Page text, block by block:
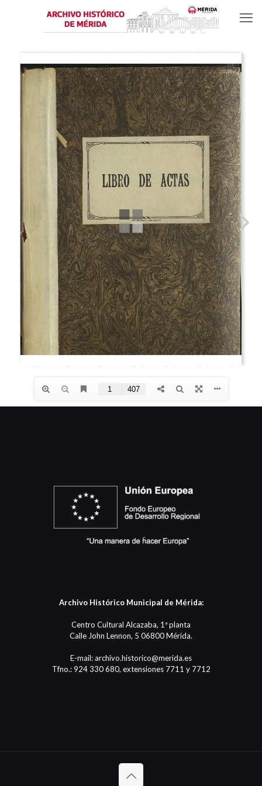
Archivo Histórico Municipal de Mérida:
Centro Cultural Alcazaba, 1ª planta
Calle John Lennon, 5 06800 Mérida.
E-mail: archivo.historico@merida.es
Tfno.: 924 330 680, extensiones 7711 y 7712